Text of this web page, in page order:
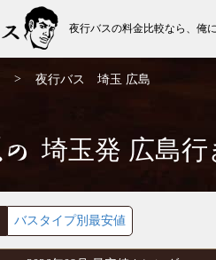
夜行バスの料金比較なら、俺
> 夜行バス 埼玉 広島
埼玉発 広島
バスタイプ別最安値